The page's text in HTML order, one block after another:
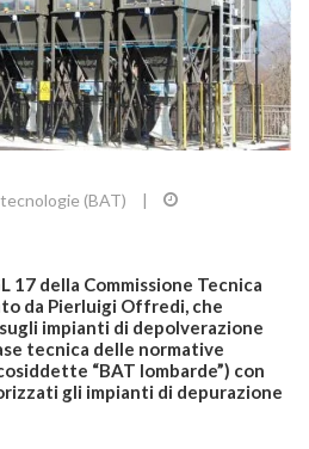
(BAT)
|
17 della Commissione Tecnica
da Pierluigi Offredi, che
impianti di depolverazione
tecnica delle normative
“BAT lombarde”) con
gli impianti di depurazione